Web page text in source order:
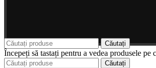
Căutați
Începeți să tastați pentru a vedea produsele pe
Căutați